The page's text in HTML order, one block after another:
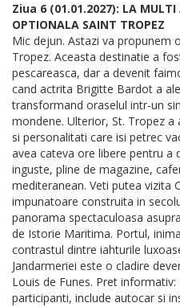
Ziua 6 (01.01.2027): LA MULTI
OPTIONALA SAINT TROPEZ
Mic dejun. Astazi va propunem
Tropez. Aceasta destinatie a
pescareasca, dar a devenit
cand actrita Brigitte Bardot a
transformand oraselul intr-un
mondene. Ulterior, St. Tropez
si personalitati care isi petrec
avea cateva ore libere pentru
inguste, pline de magazine,
mediteranean. Veti putea vizita
impunatoare construita in
panorama spectaculoasa
de Istorie Maritima. Portul,
contrastul dintre iahturile
Jandarmeriei este o cladire
Louis de Funes. Pret
participanti, include autocar si